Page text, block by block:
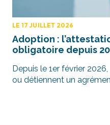
LE 17 JUILLET 2026
Adoption :
obligatoire depuis
Depuis le 1er février
ou détiennent un